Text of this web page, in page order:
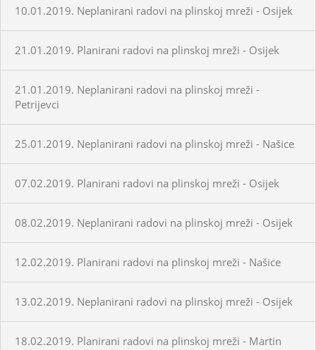
10.01.2019. Neplanirani radovi na plinskoj mreži - Osijek
21.01.2019. Planirani radovi na plinskoj mreži - Osijek
21.01.2019. Neplanirani radovi na plinskoj mreži -
Petrijevci
25.01.2019. Neplanirani radovi na plinskoj mreži - Našice
07.02.2019. Planirani radovi na plinskoj mreži - Osijek
08.02.2019. Neplanirani radovi na plinskoj mreži - Osijek
12.02.2019. Planirani radovi na plinskoj mreži - Našice
13.02.2019. Neplanirani radovi na plinskoj mreži - Osijek
18.02.2019. Planirani radovi na plinskoj mreži - Martin